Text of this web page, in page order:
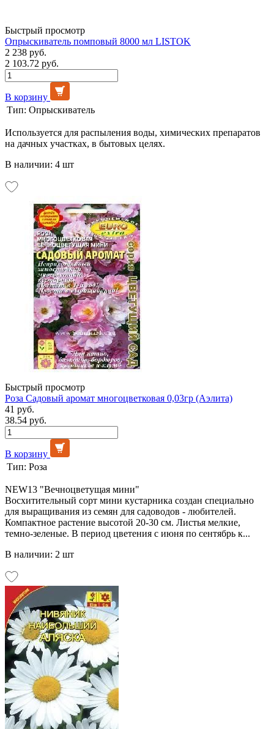
Быстрый просмотр
Опрыскиватель помповый 8000 мл LISTOK
2 238 руб.
2 103.72 руб.
В корзину
Тип: Опрыскиватель
Используется для распыления воды, химических препаратов
на дачных участках, в бытовых целях.
В наличии: 4 шт
Быстрый просмотр
Роза Садовый аромат многоцветковая 0,03гр (Аэлита)
41 руб.
38.54 руб.
В корзину
Тип: Роза
NEW13 "Вечноцветущая мини"
Восхитительный сорт мини кустарника создан специально
для выращивания из семян для садоводов - любителей.
Компактное растение высотой 20-30 см. Листья мелкие,
темно-зеленые. В период цветения с июня по сентябрь к...
В наличии: 2 шт